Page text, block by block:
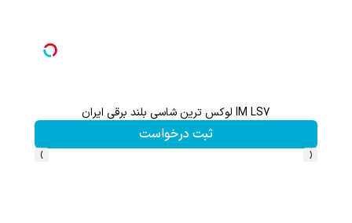
ثبت نام کن؛خرید کن؛نقره ببر
کلیک کن!
‹
›